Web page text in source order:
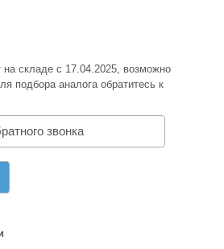
на складе с 17.04.2025, возможно
подбора аналога обратитесь к
звонка